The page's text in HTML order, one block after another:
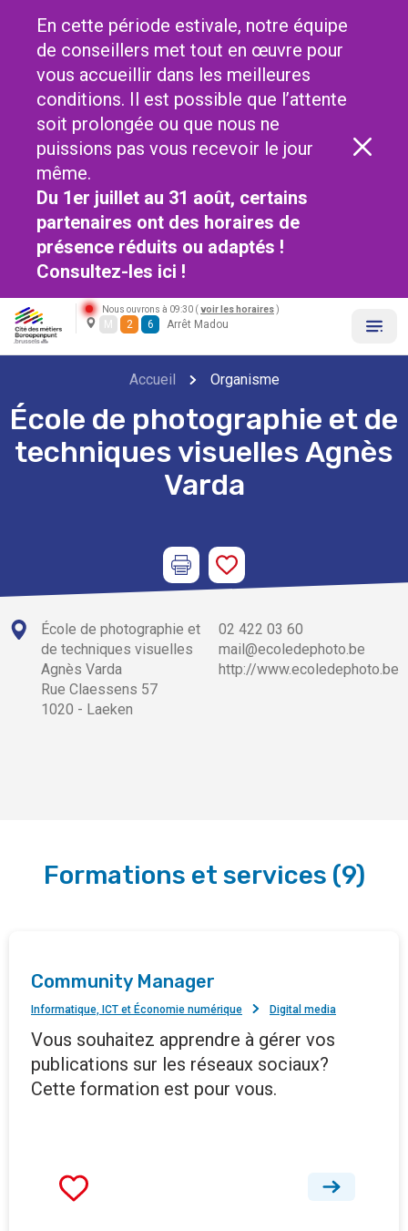
En cette période estivale, notre équipe
de conseillers met tout en œuvre pour
vous accueillir dans les meilleures
conditions. Il est possible que l’attente
soit prolongée ou que nous ne
puissions pas vous recevoir le jour
même.
Du 1er juillet au 31 août, certains
partenaires ont des horaires de
présence réduits ou adaptés !
Consultez-les ici !
Nous ouvrons à 09:30 ( voir les horaires )
M 2 6 Arrêt Madou
Accueil Organisme
École de photographie et de
techniques visuelles Agnès
Varda
École de photographie et
de techniques visuelles
Agnès Varda
Rue Claessens 57
1020 - Laeken
02 422 03 60
mail@ecoledephoto.be
http://www.ecoledephoto.be
Formations et services (9)
Community Manager
Informatique, ICT et Économie numérique Digital media
Vous souhaitez apprendre à gérer vos
publications sur les réseaux sociaux?
Cette formation est pour vous.